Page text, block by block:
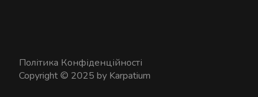
Політика Конфіденційності
Copyright © 2025 by Karpatium